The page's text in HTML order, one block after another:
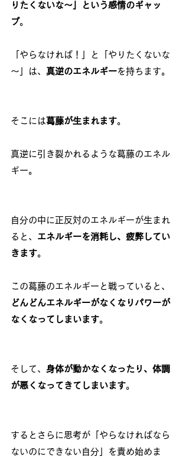
りたくないな～」という感情のギャッ
プ。
「やらなければ！」と「やりたくないな
～」は、 真逆のエネルギーを持ちます。
そこには葛藤が生まれます。
真逆に引き裂かれるような葛藤のエネル
ギー。
自分の中に正反対のエネルギーが生まれ
ると、 エネルギーを消耗し、疲弊してい
きます。
この葛藤のエネルギーと戦っていると、
どんどんエネルギーがなくなりパワーが
なくなってしまいます。
そして、 身体が動かなくなったり、体調
が悪くなってきてしまいます。
するとさらに思考が「やらなければなら
ないのにできない自分」を責め始めま